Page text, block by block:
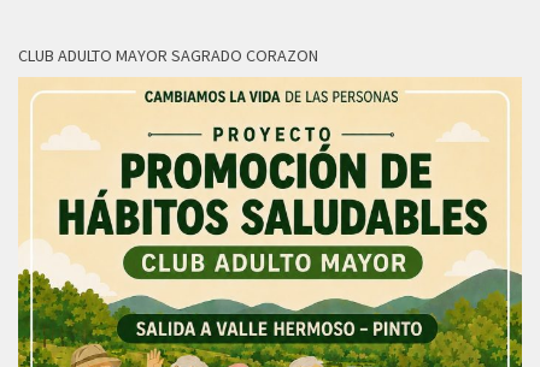
CLUB ADULTO MAYOR SAGRADO CORAZON